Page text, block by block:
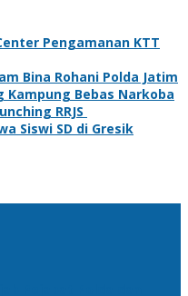
Pengamanan KTT
Bina Rohani Polda Jatim
Kampung Bebas Narkoba
RRJS
Siswi SD di Gresik